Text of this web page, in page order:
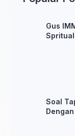
perlu takut
Gus
Soal